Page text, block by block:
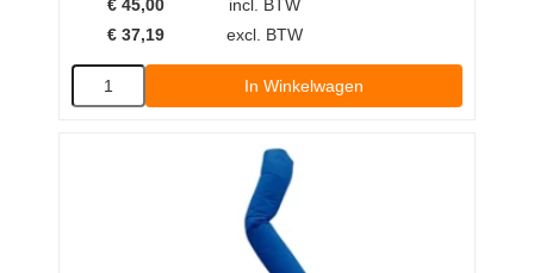
€ 45,00
incl. BTW
€ 37,19 excl. BTW
In Winkelwagen